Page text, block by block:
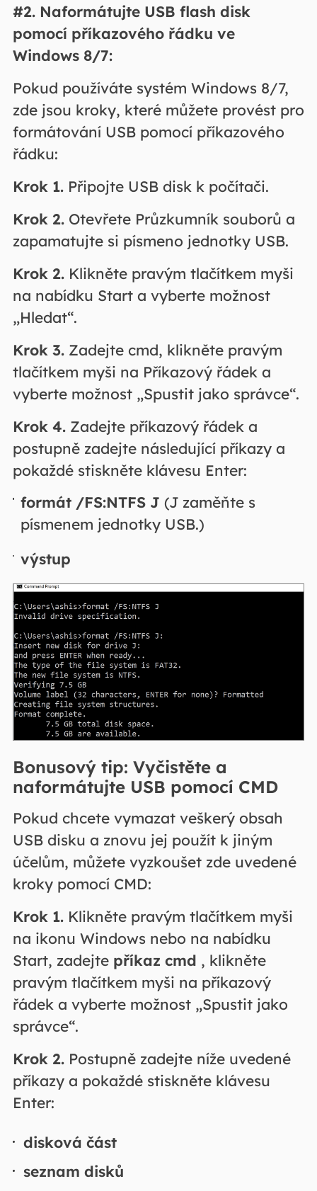
#2. Naformátujte USB flash disk
pomocí příkazového řádku ve
Windows 8/7:
Pokud používáte systém Windows 8/7,
zde jsou kroky, které můžete provést pro
formátování USB pomocí příkazového
řádku:
Krok 1.Připojte USB disk k počítači.
Krok 2.Otevřete Průzkumník souborů a
zapamatujte si písmeno jednotky USB.
Krok 2.Klikněte pravým tlačítkem myši
na nabídku Start a vyberte možnost
„Hledat“.
Krok 3.Zadejte cmd, klikněte pravým
tlačítkem myši na Příkazový řádek a
vyberte možnost „Spustit jako správce“.
Krok 4.Zadejte příkazový řádek a
postupně zadejte následující příkazy a
pokaždé stiskněte klávesu Enter:
formát /FS:NTFS J (J zaměňte s
písmenem jednotky USB.)
výstup
Bonusový tip: Vyčistěte a
naformátujte USB pomocí CMD
Pokud chcete vymazat veškerý obsah
USB disku a znovu jej použít k jiným
účelům, můžete vyzkoušet zde uvedené
kroky pomocí CMD:
Krok 1.Klikněte pravým tlačítkem myši
na ikonu Windows nebo na nabídku
Start, zadejte příkaz cmd , klikněte
pravým tlačítkem myši na příkazový
řádek a vyberte možnost „Spustit jako
správce“.
Krok 2.Postupně zadejte níže uvedené
příkazy a pokaždé stiskněte klávesu
Enter:
disková část
seznam disků